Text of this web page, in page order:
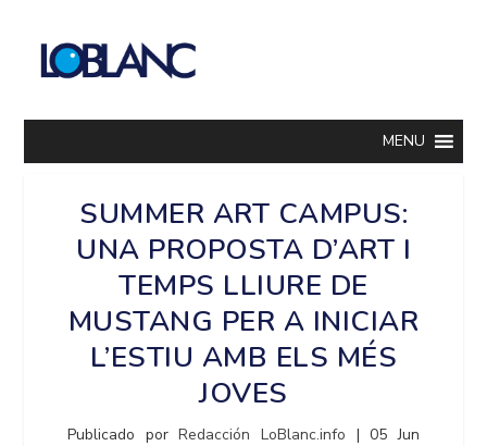
MENU
SUMMER ART CAMPUS:
UNA PROPOSTA D’ART I
TEMPS LLIURE DE
MUSTANG PER A INICIAR
L’ESTIU AMB ELS MÉS
JOVES
Publicado porRedacción LoBlanc.info |05 Jun